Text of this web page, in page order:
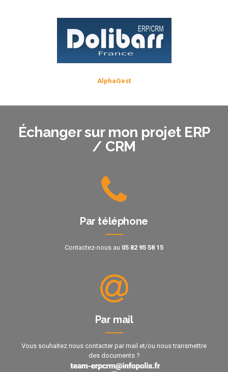
AlphaGest
Échanger sur mon projet ERP
/ CRM
Par téléphone
Contactez-nous au 05 82 95 58 15
Par mail
Vous souhaitez nous contacter par mail et/ou nous transmettre
des documents ?